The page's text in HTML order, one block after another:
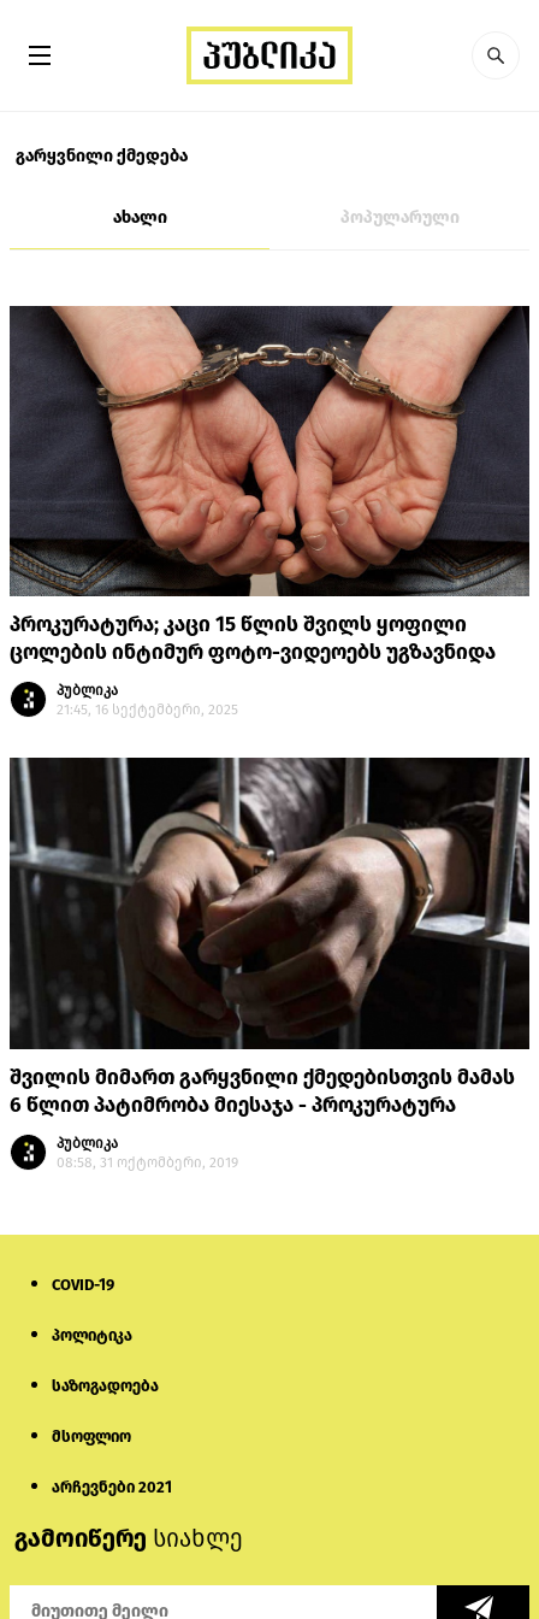
გარყვნილი ქმედება
ახალი პოპულარული
პროკურატურა; კაცი 15 წლის შვილს ყოფილი
ცოლების ინტიმურ ფოტო-ვიდეოებს უგზავნიდა
პუბლიკა
21:45, 16 სექტემბერი, 2025
შვილის მიმართ გარყვნილი ქმედებისთვის მამას
6 წლით პატიმრობა მიესაჯა - პროკურატურა
პუბლიკა
08:58, 31 ოქტომბერი, 2019
COVID-19
პოლიტიკა
საზოგადოება
მსოფლიო
არჩევნები 2021
გამოიწერე სიახლე